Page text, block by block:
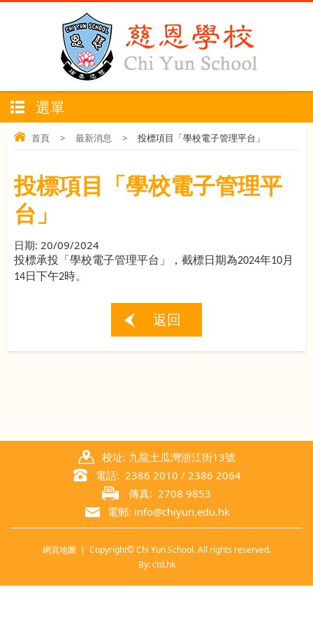
選單
首頁 > 最新消息 > 投標項目「學校電子管理平台」
投標項目「學校電子管理平
台」
日期: 20/09/2024
投標承投「學校電子管理平台」， 截標日期為2024年10月
14日下午2時。
返回
校址: 九龍土瓜灣浙江街13號
電話: 2386 2010 / 2386 2064
傳真: 2708 9853
電郵: info@chiyun.edu.hk
網頁地圖 | Copyright© Chi Yun School. All rights reserved.
By: ctd.hk